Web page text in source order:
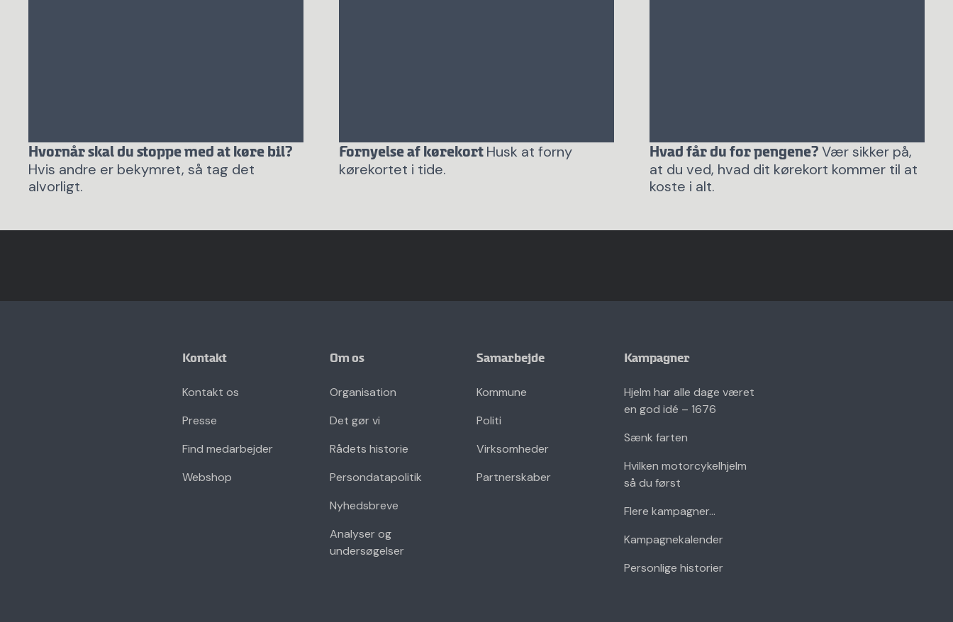
Hvornår skal du stoppe med at køre bil?
Hvis andre er bekymret, så tag det
alvorligt.
Fornyelse af kørekort Husk at forny
kørekortet i tide.
Hvad får du for pengene? Vær sikker på,
at du ved, hvad dit kørekort kommer til at
koste i alt.
Kontakt
Kontakt os
Presse
Find medarbejder
Webshop
Om os
Organisation
Det gør vi
Rådets historie
Persondatapolitik
Nyhedsbreve
Analyser og
undersøgelser
Samarbejde
Kommune
Politi
Virksomheder
Partnerskaber
Kampagner
Hjelm har alle dage været
en god idé – 1676
Sænk farten
Hvilken motorcykelhjelm
så du først
Flere kampagner...
Kampagnekalender
Personlige historier